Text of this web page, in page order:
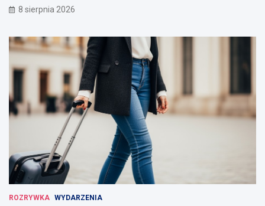
8 sierpnia 2026
ROZRYWKA WYDARZENIA